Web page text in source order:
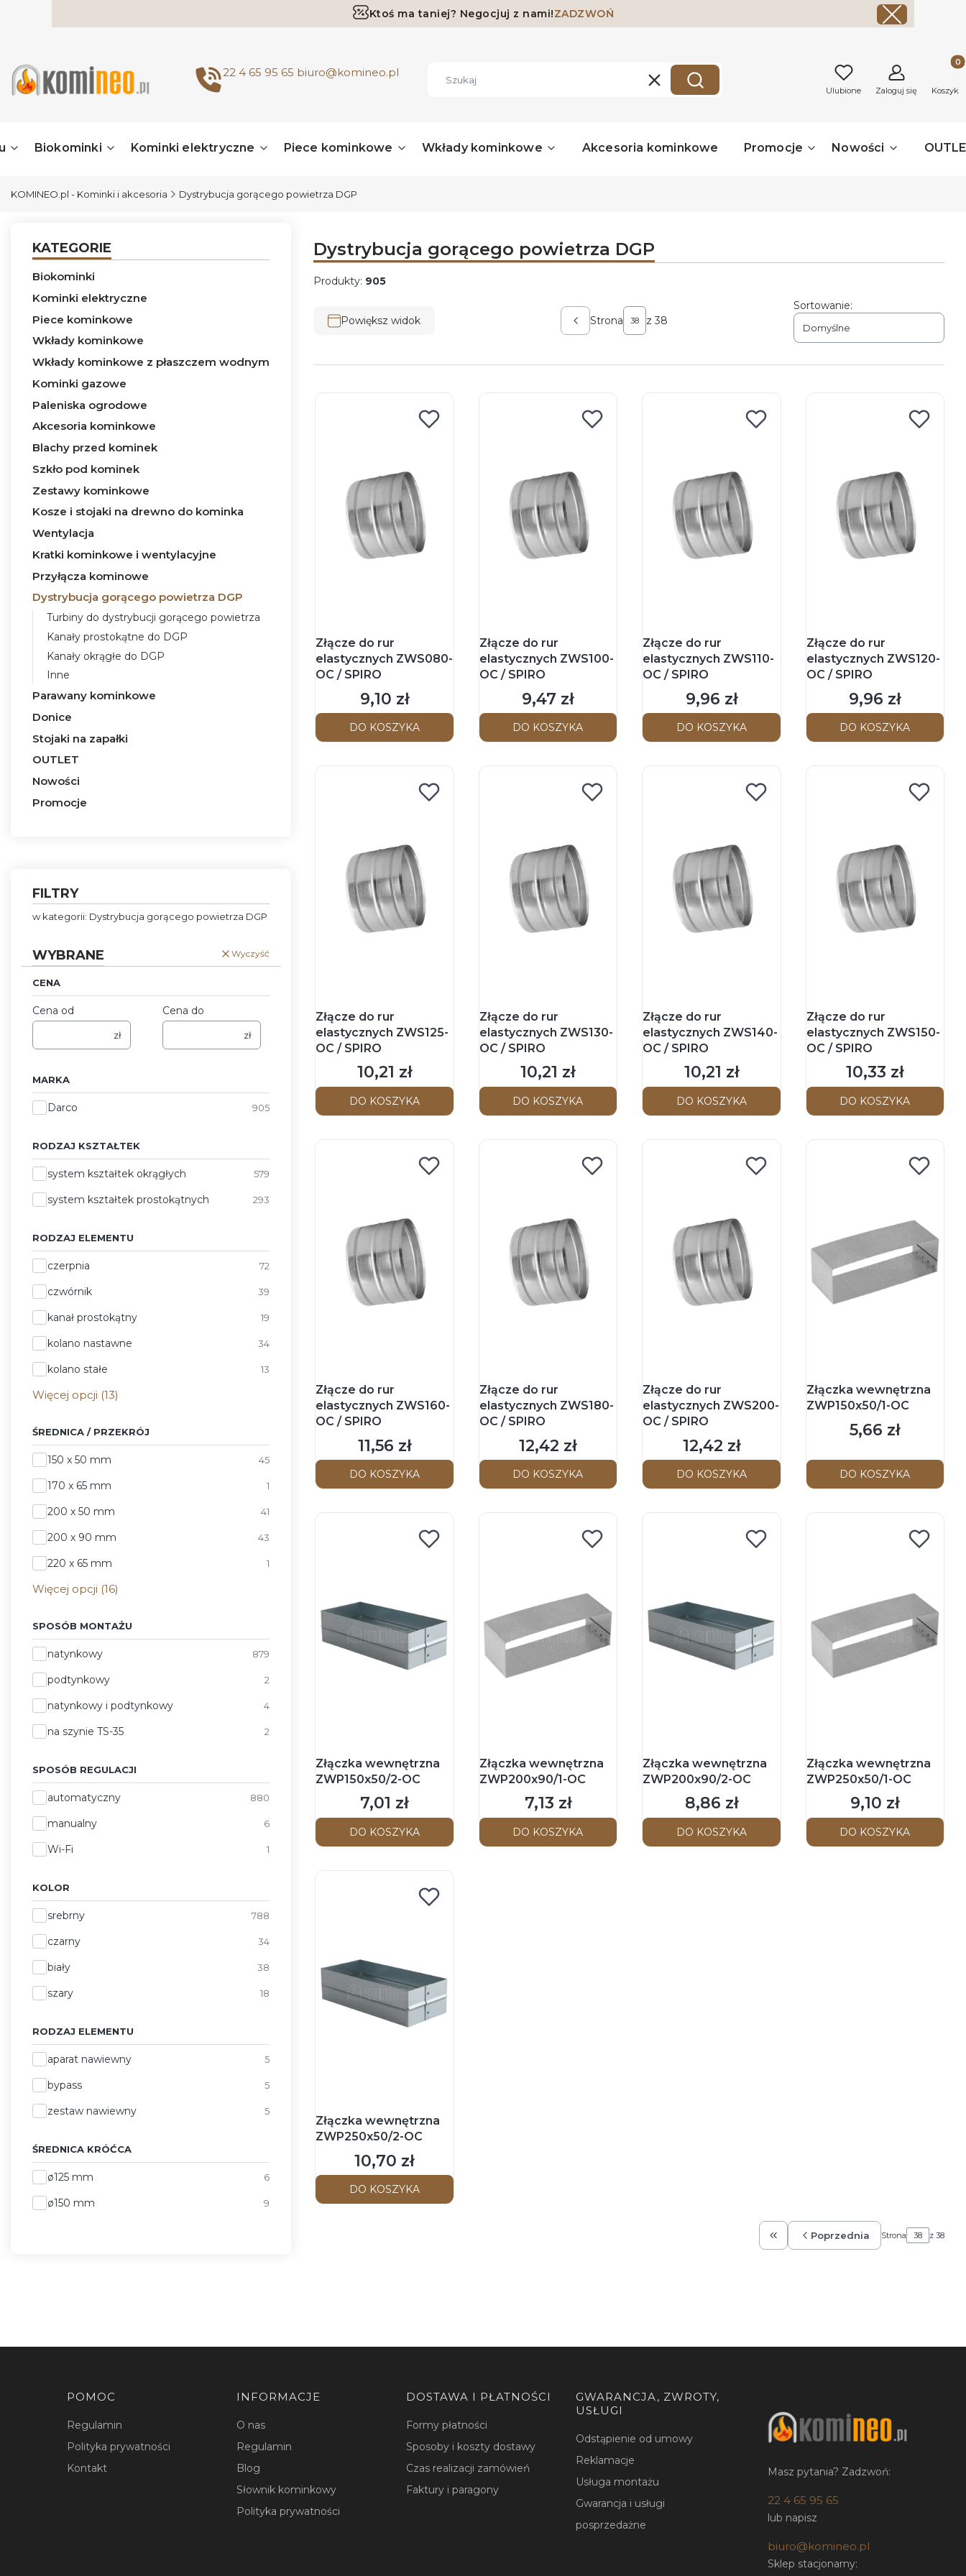
Ktoś ma taniej? Negocjuj z nami!ZADZWOŃ
22 4 65 95 65 biuro@komineo.pl
WyczyśćSzukaj Ulubione Zaloguj się Koszyk
Biokominki Kominki elektryczne Piece kominkowe Wkłady kominkowe Akcesoria kominkowe Promocje Nowości
KOMINEO.pl - Kominki i akcesoria Dystrybucja gorącego powietrza DGP
KATEGORIE
Biokominki
Kominki elektryczne
Piece kominkowe
Wkłady kominkowe
Wkłady kominkowe z płaszczem wodnym
Kominki gazowe
Paleniska ogrodowe
Akcesoria kominkowe
Blachy przed kominek
Szkło pod kominek
Zestawy kominkowe
Kosze i stojaki na drewno do kominka
Wentylacja
Kratki kominkowe i wentylacyjne
Przyłącza kominowe
Dystrybucja gorącego powietrza DGP
Turbiny do dystrybucji gorącego powietrza
Kanały prostokątne do DGP
Kanały okrągłe do DGP
Inne
Parawany kominkowe
Donice
Stojaki na zapałki
OUTLET
Nowości
Promocje
FILTRY
w kategorii: Dystrybucja gorącego powietrza DGP
WYBRANE Wyczyść
CENA
Cena od
zł
Cena do
zł
MARKA
Marka
Darco 905
RODZAJ KSZTAŁTEK
Rodzaj kształtek
system kształtek okrągłych 579
system kształtek prostokątnych 293
RODZAJ ELEMENTU
Rodzaj elementu
czerpnia 72
czwórnik 39
kanał prostokątny 19
kolano nastawne 34
kolano stałe 13
Więcej opcji (13)
ŚREDNICA / PRZEKRÓJ
Średnica / przekrój
150 x 50 mm 45
170 x 65 mm 1
200 x 50 mm 41
200 x 90 mm 43
220 x 65 mm 1
Więcej opcji (16)
SPOSÓB MONTAŻU
Sposób montażu
natynkowy 879
podtynkowy 2
natynkowy i podtynkowy 4
na szynie TS-35 2
SPOSÓB REGULACJI
Sposób regulacji
automatyczny 880
manualny 6
Wi-Fi 1
KOLOR
Kolorsrebrny 788
czarny 34
biały 38
szary 18
RODZAJ ELEMENTU
Rodzaj elementu
aparat nawiewny 5
bypass 5
zestaw nawiewny 5
ŚREDNICA KRÓĆCA
Średnica króćca
ø125 mm 6
ø150 mm 9
Dystrybucja gorącego powietrza DGP
Produkty: 905
Powiększ widok
Sortowanie:
Domyślne
Poprzednie produkty
Strona z 38
Złącze do rur
elastycznych ZWS080-
OC / SPIRO
Cena
9,10 zł
DO KOSZYKA
Złącze do rur
elastycznych ZWS100-
OC / SPIRO
Cena
9,47 zł
DO KOSZYKA
Złącze do rur
elastycznych ZWS110-
OC / SPIRO
Cena
9,96 zł
DO KOSZYKA
Złącze do rur
elastycznych ZWS120-
OC / SPIRO
Cena
9,96 zł
DO KOSZYKA
Złącze do rur
elastycznych ZWS125-
OC / SPIRO
Cena
10,21 zł
DO KOSZYKA
Złącze do rur
elastycznych ZWS130-
OC / SPIRO
Cena
10,21 zł
DO KOSZYKA
Złącze do rur
elastycznych ZWS140-
OC / SPIRO
Cena
10,21 zł
DO KOSZYKA
Złącze do rur
elastycznych ZWS150-
OC / SPIRO
Cena
10,33 zł
DO KOSZYKA
Złącze do rur
elastycznych ZWS160-
OC / SPIRO
Cena
11,56 zł
DO KOSZYKA
Złącze do rur
elastycznych ZWS180-
OC / SPIRO
Cena
12,42 zł
DO KOSZYKA
Złącze do rur
elastycznych ZWS200-
OC / SPIRO
Cena
12,42 zł
DO KOSZYKA
Złączka wewnętrzna
ZWP150x50/1-OC
Cena
5,66 zł
DO KOSZYKA
Złączka wewnętrzna
ZWP150x50/2-OC
Cena
7,01 zł
DO KOSZYKA
Złączka wewnętrzna
ZWP200x90/1-OC
Cena
7,13 zł
DO KOSZYKA
Złączka wewnętrzna
ZWP200x90/2-OC
Cena
8,86 zł
DO KOSZYKA
Złączka wewnętrzna
ZWP250x50/1-OC
Cena
9,10 zł
DO KOSZYKA
Złączka wewnętrzna
ZWP250x50/2-OC
Cena
10,70 zł
DO KOSZYKA
Wróć do pierwszej strony z
Poprzednia Strona z 38
Linki w stopce
POMOC
Regulamin
Polityka prywatności
Kontakt
INFORMACJE
O nas
Regulamin
Blog
Słownik kominkowy
Polityka prywatności
DOSTAWA I PŁATNOŚCI
Formy płatności
Sposoby i koszty dostawy
Czas realizacji zamówień
Faktury i paragony
GWARANCJA, ZWROTY,
USŁUGI
Odstąpienie od umowy
Reklamacje
Usługa montażu
Gwarancja i usługi
posprzedażne
Masz pytania? Zadzwoń:
22 4 65 95 65
lub napisz
biuro@komineo.pl
Sklep stacjonarny: